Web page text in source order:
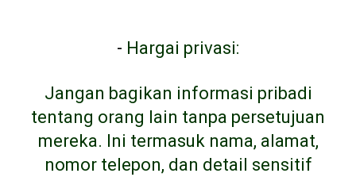
- Hargai privasi:
Jangan bagikan informasi pribadi
tentang orang lain tanpa persetujuan
mereka. Ini termasuk nama, alamat,
nomor telepon, dan detail sensitif